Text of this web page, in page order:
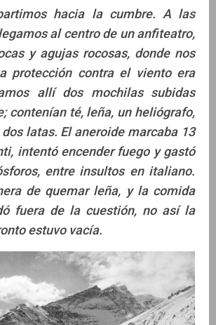
hacia la cumbre. A las
al centro de un anfiteatro,
y agujas rocosas, donde nos
protección contra el viento era
allí dos mochilas subidas
contenían té, leña, un heliógrafo,
latas. El aneroide marcaba 13
intentó encender fuego y gastó
entre insultos en italiano.
de quemar leña, y la comida
fuera de la cuestión, no así la
estuvo vacía.